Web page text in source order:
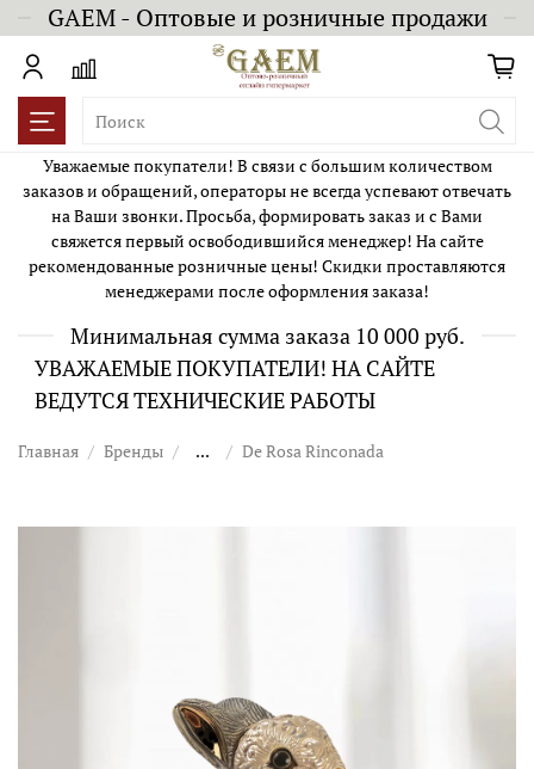
GAEM - Оптовые и розничные продажи
Уважаемые покупатели! В связи с большим количеством
заказов и обращений, операторы не всегда успевают отвечать
на Ваши звонки. Просьба, формировать заказ и с Вами
свяжется первый освободившийся менеджер! На сайте
рекомендованные розничные цены! Скидки проставляются
менеджерами после оформления заказа!
Минимальная сумма заказа 10 000 руб.
УВАЖАЕМЫЕ ПОКУПАТЕЛИ! НА САЙТЕ
ВЕДУТСЯ ТЕХНИЧЕСКИЕ РАБОТЫ
Главная Бренды ... De Rosa Rinconada